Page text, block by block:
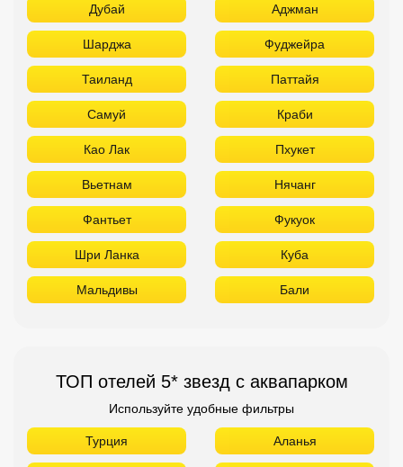
Дубай Аджман
Шарджа Фуджейра
Таиланд Паттайя
Самуй Краби
Као Лак Пхукет
Вьетнам Нячанг
Фантьет Фукуок
Шри Ланка Куба
Мальдивы Бали
ТОП отелей 5* звезд с аквапарком
Используйте удобные фильтры
Турция Аланья